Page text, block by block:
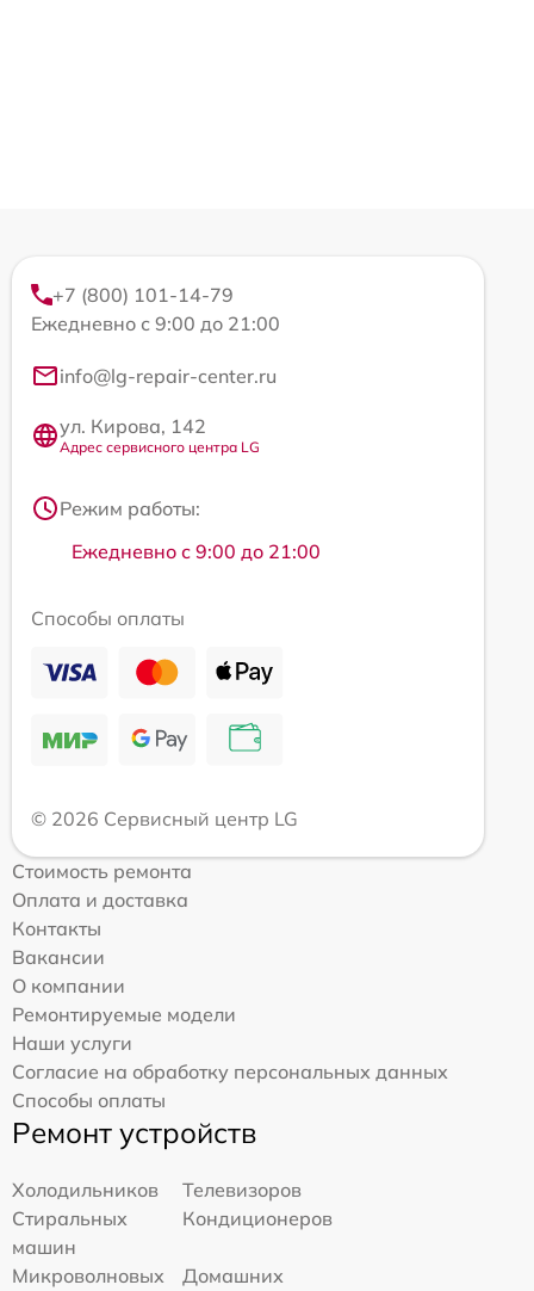
+7 (800) 101-14-79
Ежедневно с 9:00 до 21:00
info@lg-repair-center.ru
ул. Кирова, 142
Адрес сервисного центра LG
Режим работы:
Ежедневно с 9:00 до 21:00
Способы оплаты
© 2026 Сервисный центр LG
Стоимость ремонта
Оплата и доставка
Контакты
Вакансии
О компании
Ремонтируемые модели
Наши услуги
Согласие на обработку персональных данных
Способы оплаты
Ремонт устройств
Холодильников
Телевизоров
Стиральных
машин
Кондиционеров
Микроволновых
Домашних